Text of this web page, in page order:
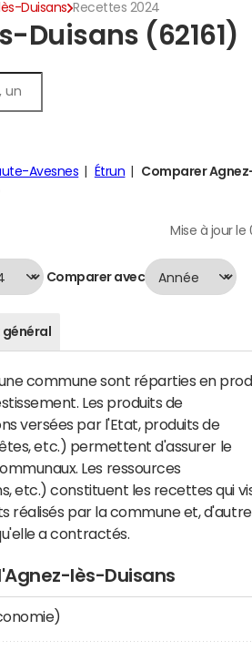
Duisans Recettes 2024
Duisans (62161)
Avesnes Étrun
Comparer
Mise à jour le
Comparer avec
commune sont réparties en
Les produits de
versées par l'Etat, produits de
etc.) permettent d'assurer le
Les ressources
etc.) constituent les recettes qui
réalisés par la commune et,
a contractés.
lès-Duisans